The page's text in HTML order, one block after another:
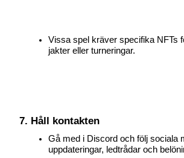
Vissa spel kräver specifika NFTs
jakter eller turneringar.
7. Håll kontakten
Gå med i Discord och följ sociala
uppdateringar, ledtrådar och